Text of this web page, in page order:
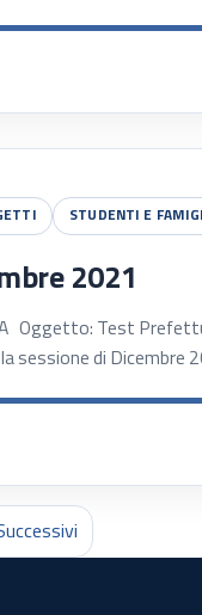
STUDENTI E
2021
Oggetto: Test
sessione di Dicembre